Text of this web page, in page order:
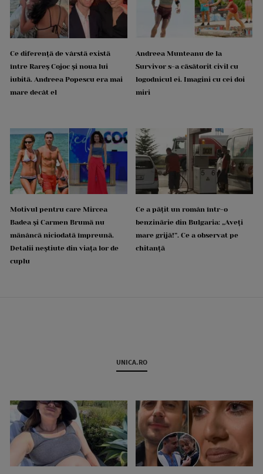
Ce diferență de vârstă există
între Rareș Cojoc și noua lui
iubită. Andreea Popescu era mai
mare decât el
Andreea Munteanu de la
Survivor s-a căsătorit civil cu
logodnicul ei. Imagini cu cei doi
miri
Motivul pentru care Mircea
Badea și Carmen Brumă nu
mănâncă niciodată împreună.
Detalii neștiute din viața lor de
cuplu
Ce a pățit un român într-o
benzinărie din Bulgaria: „Aveți
mare grijă!”. Ce a observat pe
chitanță
UNICA.RO